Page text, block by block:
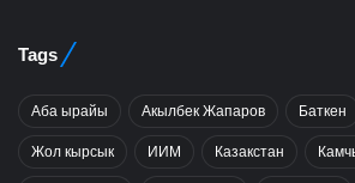
Tags
Аба ырайы Акылбек Жапаров Баткен
Жол кырсык ИИМ Казакстан